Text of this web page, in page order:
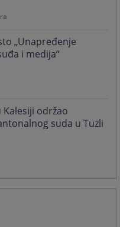
„Unapređenje
i medija“
održao
suda u Tuzli